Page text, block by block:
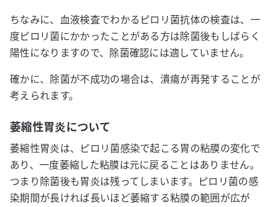
ちなみに、血液検査でわかるピロリ菌抗体の検査は、一
度ピロリ菌にかかったことがある方は除菌後もしばらく
陽性になりますので、除菌確認には適していません。
確かに、除菌が不成功の場合は、潰瘍が再発することが
考えられます。
萎縮性胃炎について
萎縮性胃炎は、ピロリ菌感染で起こる胃の粘膜の変化で
あり、一度萎縮した粘膜は元に戻ることはありません。
つまり除菌後も胃炎は残ってしまいます。ピロリ菌の感
染期間が長ければ長いほど萎縮する粘膜の範囲が広が